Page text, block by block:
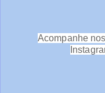
Acompanhe